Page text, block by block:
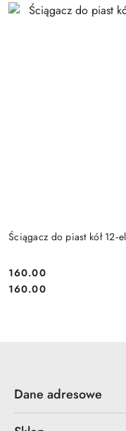
Ściągacz do piast kół
Cena:
160.00
Cena:
160.00
Dane adresowe